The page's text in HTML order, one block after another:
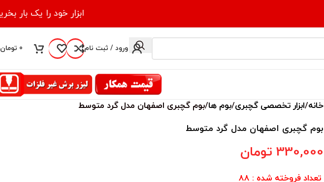
ابزار خود را یک بار
ورود / ثبت نام 0 تومان
خانه ابزار تخصصی گچبری بوم ها بوم گچبری اصفهان مدل گرد متوسط
بوم گچبری اصفهان مدل گرد متوسط
330,000 تومان
تعداد فروخته شده : 88